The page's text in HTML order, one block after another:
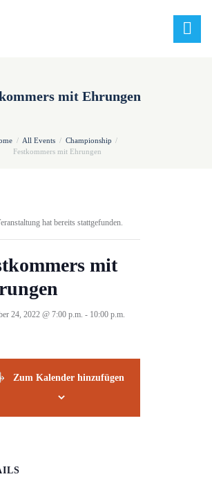
mit Ehrungen
All Events
Championship
Festkommers mit Ehrungen
hat bereits stattgefunden.
mit
24, 2022 @ 7:00 p.m. - 10:00 p.m.
Zum Kalender hinzufügen